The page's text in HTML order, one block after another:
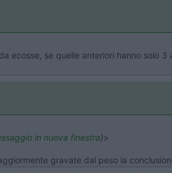
ecosse, se quelle anteriori hanno solo 3
in nuova finestra)>
gravate dal peso la